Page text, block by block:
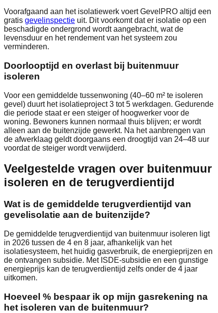
Voorafgaand aan het isolatiewerk voert GevelPRO altijd een
gratis gevelinspectie uit. Dit voorkomt dat er isolatie op een
beschadigde ondergrond wordt aangebracht, wat de
levensduur en het rendement van het systeem zou
verminderen.
Doorlooptijd en overlast bij buitenmuur
isoleren
Voor een gemiddelde tussenwoning (40–60 m² te isoleren
gevel) duurt het isolatieproject 3 tot 5 werkdagen. Gedurende
die periode staat er een steiger of hoogwerker voor de
woning. Bewoners kunnen normaal thuis blijven; er wordt
alleen aan de buitenzijde gewerkt. Na het aanbrengen van
de afwerklaag geldt doorgaans een droogtijd van 24–48 uur
voordat de steiger wordt verwijderd.
Veelgestelde vragen over buitenmuur
isoleren en de terugverdientijd
Wat is de gemiddelde terugverdientijd van
gevelisolatie aan de buitenzijde?
De gemiddelde terugverdientijd van buitenmuur isoleren ligt
in 2026 tussen de 4 en 8 jaar, afhankelijk van het
isolatiesysteem, het huidig gasverbruik, de energieprijzen en
de ontvangen subsidie. Met ISDE-subsidie en een gunstige
energieprijs kan de terugverdientijd zelfs onder de 4 jaar
uitkomen.
Hoeveel % bespaar ik op mijn gasrekening na
het isoleren van de buitenmuur?